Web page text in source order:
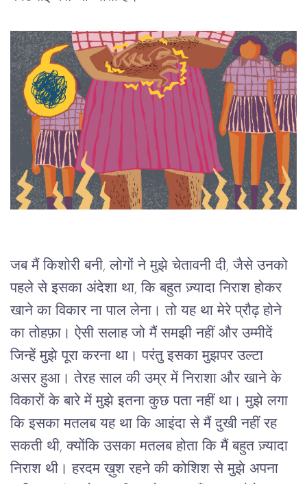
जब मैं किशोरी बनी, लोगों ने मुझे चेतावनी दी, जैसे उनको
पहले से इसका अंदेशा था, कि बहुत ज़्यादा निराश होकर
खाने का विकार ना पाल लेना। तो यह था मेरे प्रौढ़ होने
का तोहफ़ा। ऐसी सलाह जो मैं समझी नहीं और उम्मीदें
जिन्हें मुझे पूरा करना था। परंतु इसका मुझपर उल्टा
असर हुआ। तेरह साल की उम्र में निराशा और खाने के
विकारों के बारे में मुझे इतना कुछ पता नहीं था। मुझे लगा
कि इसका मतलब यह था कि आइंदा से मैं दुखी नहीं रह
सकती थी, क्योंकि उसका मतलब होता कि मैं बहुत ज़्यादा
निराश थी। हरदम ख़ुश रहने की कोशिश से मुझे अपना